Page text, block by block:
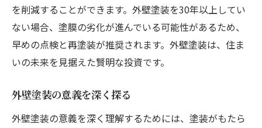
を削減することができます。外壁塗装を30年以上してい
ない場合、塗膜の劣化が進んでいる可能性があるため、
早めの点検と再塗装が推奨されます。外壁塗装は、住ま
いの未来を見据えた賢明な投資です。
外壁塗装の意義を深く探る
外壁塗装の意義を深く理解するためには、塗装がもたら